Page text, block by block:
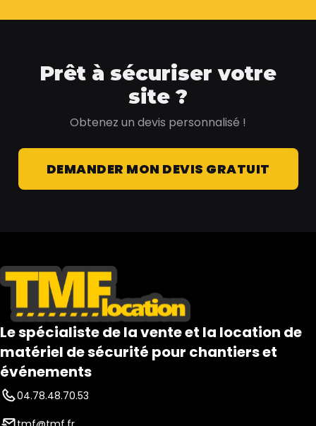
Prêt à sécuriser votre
site ?
Obtenez un devis personnalisé !
DEMANDER MON DEVIS GRATUIT
Le spécialiste de la vente et la location de
matériel de sécurité pour chantiers et
événements
04.78.48.70.53